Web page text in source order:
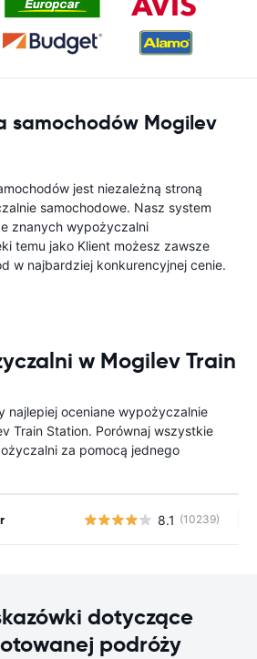
samochodów Mogilev
jest niezależną stroną
samochodowe. Nasz system
znanych wypożyczalni
temu jako Klient możesz zawsze
w najbardziej konkurencyjnej cenie.
w Mogilev Train
najlepiej oceniane wypożyczalnie
Train Station. Porównaj wszystkie
za pomocą jednego
8.1 (10239)
dotyczące
podróży